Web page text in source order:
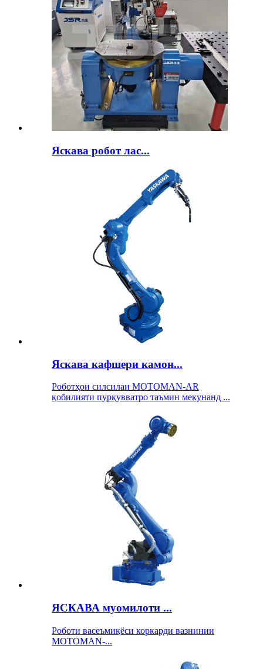
Яскава робот лас...
Яскава кафшери камон...
Роботҳои силсилаи MOTOMAN-AR
қобилияти пурқувватро таъмин мекунанд ...
ЯСКАВА муомилоти ...
Роботи васеъмиқёси коркарди вазнинии
MOTOMAN-...